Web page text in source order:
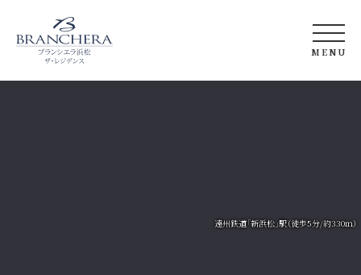
MENU
遠州鉄道「新浜松」駅（徒歩5分/約330ｍ）